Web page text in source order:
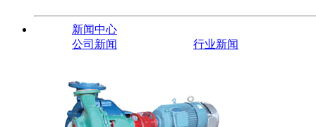
新闻中心
公司新闻
行业新闻